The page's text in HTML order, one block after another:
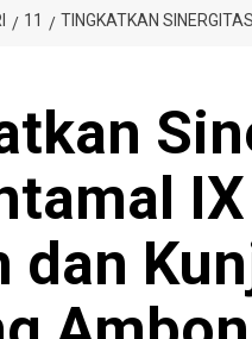
11 TINGKATKAN
dan